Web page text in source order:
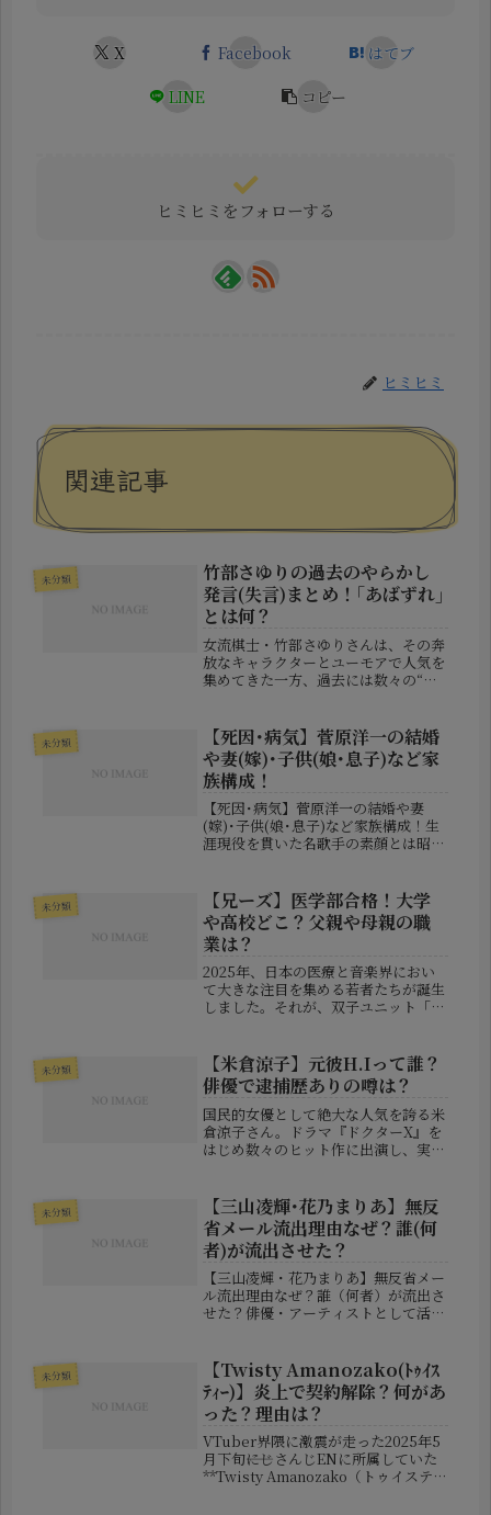
X Facebook
はてブ
LINE
コピー
ヒミヒミをフォローする
ヒミヒミ
関連記事
未分類
竹部さゆりの過去のやらかし
発言(失言)まとめ！｢あばずれ｣
とは何？
女流棋士・竹部さゆりさんは、その奔
放なキャラクターとユーモアで人気を
集めてきた一方、過去には数々の“問
より再び注目されていますが、実はこ
れまでも将棋界を揺るがす言動を...
未分類
【死因･病気】菅原洋一の結婚
や妻(嫁)･子供(娘･息子)など家
族構成！
【死因･病気】菅原洋一の結婚や妻
(嫁)･子供(娘･息子)など家族構成！生
涯現役を貫いた名歌手の素顔とは昭和
2026年5月31日に92歳で逝去されまし
た。深みのある歌声と豊か...
未分類
【兄ーズ】医学部合格！大学
や高校どこ？父親や母親の職
業は？
2025年、日本の医療と音楽界におい
て大きな注目を集める若者たちが誕生
しました。それが、双子ユニット「兄
アを積みながら、なんと国立大学の医
学部にそろって現役合格という快挙
を...
未分類
【米倉涼子】元彼H.Iって誰？
俳優で逮捕歴ありの噂は？
国民的女優として絶大な人気を誇る米
倉涼子さん。ドラマ『ドクターX』を
はじめ数々のヒット作に出演し、実力
かけて、SNSやネット掲示板で“元彼
H.I”なる人物との関係が取...
未分類
【三山凌輝･花乃まりあ】無反
省メール流出理由なぜ？誰(何
者)が流出させた？
【三山凌輝・花乃まりあ】無反省メー
ル流出理由なぜ？誰（何者）が流出さ
せた？俳優・アーティストとして活動
が、大きな波紋を広げています。2人
はミュージカル『愛の不時着』でW主
演を...
未分類
【Twisty Amanozako(ﾄｩｲｽ
ﾃｨｰ)】炎上で契約解除？何があ
った？理由は？
VTuber界隈に激震が走った2025年5
月下旬――にじさんじENに所属していた
**Twisty Amanozako（トゥイスティ